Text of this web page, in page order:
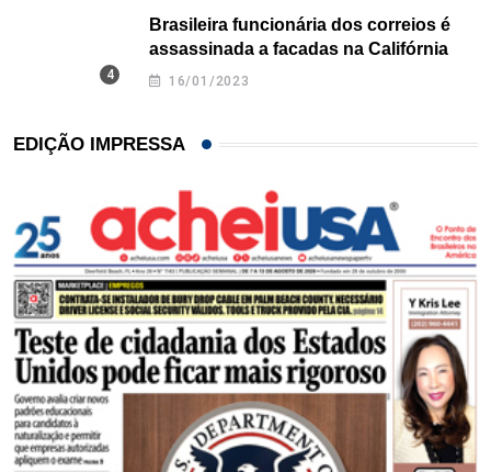
Brasileira funcionária dos correios é
assassinada a facadas na Califórnia
16/01/2023
EDIÇÃO IMPRESSA